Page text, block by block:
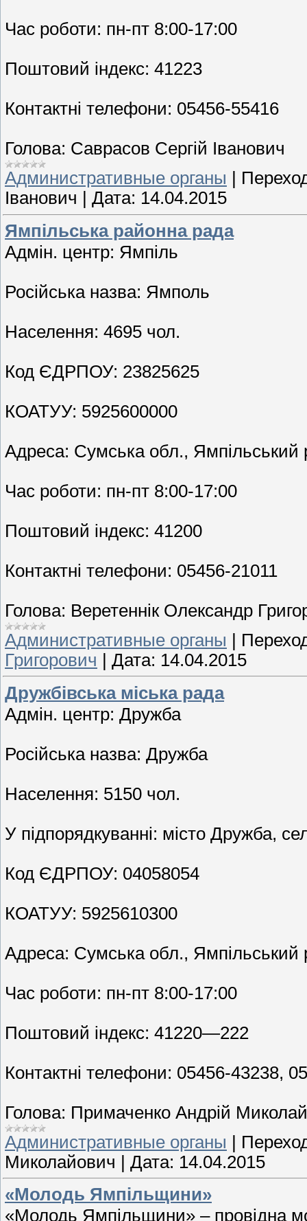
Час роботи: пн-пт 8:00-17:00
Поштовий індекс: 41223
Контактні телефони: 05456-55416
Голова: Саврасов Сергій Іванович
Административные органы
Іванович
Дата: 14.04.2015
Ямпільська районна рада
Адмін. центр: Ямпiль
Російська назва: Ямполь
Населення: 4695 чол.
Код ЄДРПОУ: 23825625
КОАТУУ: 5925600000
Адреса: Сумська обл.,
Час роботи: пн-пт 8:00-17:00
Поштовий індекс: 41200
Контактні телефони: 05456-21011
Голова: Веретеннік Олександр
Административные органы
Григорович
Дата: 14.04.2015
Дружбівська міська рада
Адмін. центр: Дружба
Російська назва: Дружба
Населення: 5150 чол.
У підпорядкуванні: місто Дружба,
Код ЄДРПОУ: 04058054
КОАТУУ: 5925610300
Адреса: Сумська обл., Ямпільський
Час роботи: пн-пт 8:00-17:00
Поштовий індекс: 41220—222
Контактні телефони: 05456-43238,
Голова: Примаченко Андрій
Административные органы |
Миколайович | Дата: 14.04.2015
«Молодь Ямпільщини»
«Молодь Ямпільщини» – провідна